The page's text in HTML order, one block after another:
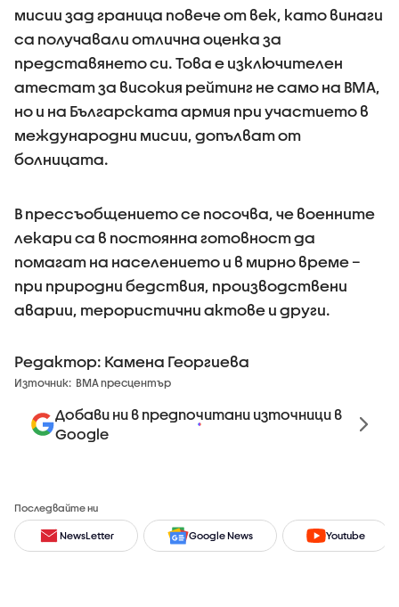
мисии зад граница повече от век, като винаги
са получавали отлична оценка за
представянето си. Това е изключителен
атестат за високия рейтинг не само на ВМА,
но и на Българската армия при участието в
международни мисии, допълват от
болницата.
В прессъобщението се посочва, че военните
лекари са в постоянна готовност да
помагат на населението и в мирно време –
при природни бедствия, производствени
аварии, терористични актове и други.
Редактор: Камена Георгиева
Източник: ВМА пресцентър
Добави ни в предпочитани източници в
Google
Последвайте ни
NewsLetter Google News Youtube